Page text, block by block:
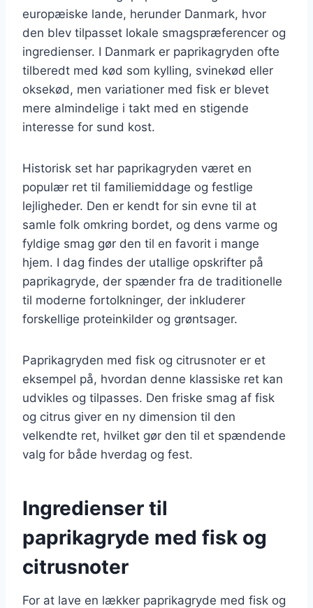
europæiske lande, herunder Danmark, hvor
den blev tilpasset lokale smagspræferencer og
ingredienser. I Danmark er paprikagryden ofte
tilberedt med kød som kylling, svinekød eller
oksekød, men variationer med fisk er blevet
mere almindelige i takt med en stigende
interesse for sund kost.
Historisk set har paprikagryden været en
populær ret til familiemiddage og festlige
lejligheder. Den er kendt for sin evne til at
samle folk omkring bordet, og dens varme og
fyldige smag gør den til en favorit i mange
hjem. I dag findes der utallige opskrifter på
paprikagryde, der spænder fra de traditionelle
til moderne fortolkninger, der inkluderer
forskellige proteinkilder og grøntsager.
Paprikagryden med fisk og citrusnoter er et
eksempel på, hvordan denne klassiske ret kan
udvikles og tilpasses. Den friske smag af fisk
og citrus giver en ny dimension til den
velkendte ret, hvilket gør den til et spændende
valg for både hverdag og fest.
Ingredienser til
paprikagryde med fisk og
citrusnoter
For at lave en lækker paprikagryde med fisk og